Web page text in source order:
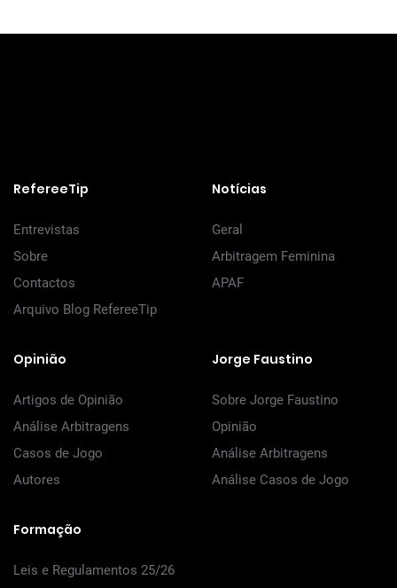
RefereeTip
Entrevistas
Sobre
Contactos
Arquivo Blog RefereeTip
Notícias
Geral
Arbitragem Feminina
APAF
Opinião
Artigos de Opinião
Análise Arbitragens
Casos de Jogo
Autores
Jorge Faustino
Sobre Jorge Faustino
Opinião
Análise Arbitragens
Análise Casos de Jogo
Formação
Leis e Regulamentos 25/26